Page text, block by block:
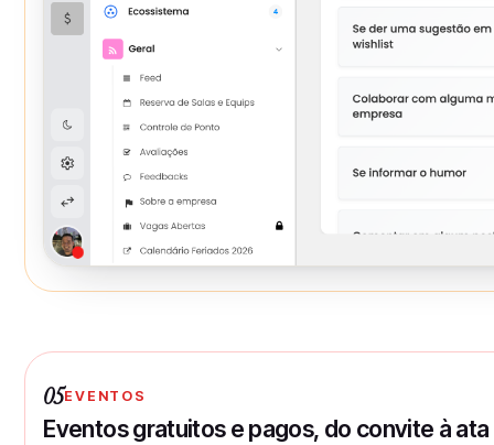
05EVENTOS
Eventos gratuitos e pagos, do convite à ata